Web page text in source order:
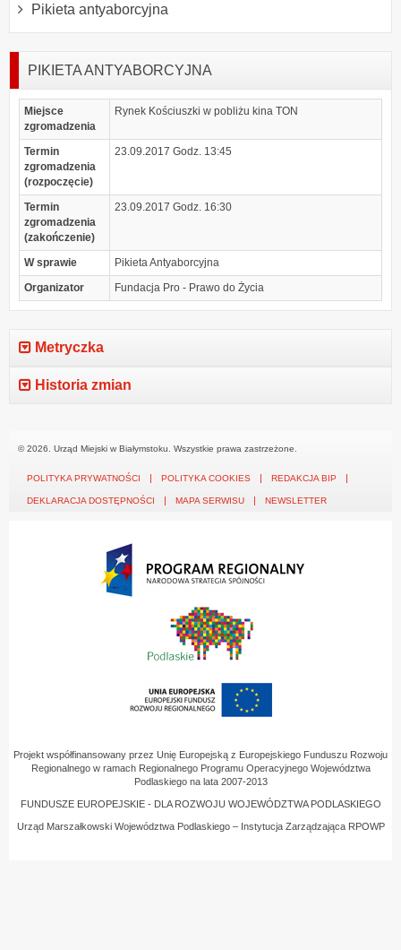
Pikieta antyaborcyjna
PIKIETA ANTYABORCYJNA
Miejsce
zgromadzenia
Rynek Kościuszki w pobliżu kina TON
Termin
zgromadzenia
(rozpoczęcie)
23.09.2017 Godz. 13:45
Termin
zgromadzenia
(zakończenie)
23.09.2017 Godz. 16:30
W sprawie
Pikieta Antyaborcyjna
Organizator
Fundacja Pro - Prawo do Życia
Metryczka
Historia zmian
© 2026. Urząd Miejski w Białymstoku. Wszystkie prawa zastrzeżone.
POLITYKA PRYWATNOŚCI POLITYKA COOKIES REDAKCJA BIP
DEKLARACJA DOSTĘPNOŚCI MAPA SERWISU NEWSLETTER
Projekt współfinansowany przez Unię Europejską z Europejskiego Funduszu Rozwoju
Regionalnego w ramach Regionalnego Programu Operacyjnego Województwa
Podlaskiego na lata 2007-2013
FUNDUSZE EUROPEJSKIE - DLA ROZWOJU WOJEWÓDZTWA PODLASKIEGO
Urząd Marszałkowski Województwa Podlaskiego – Instytucja Zarządzająca RPOWP